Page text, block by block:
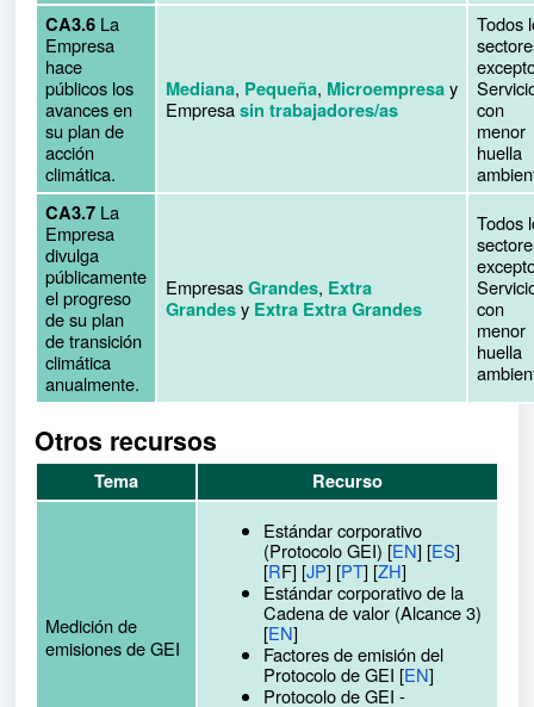
CA3.6 La
Empresa
hace
públicos los
avances en
su plan de
acción
climática.
Mediana, Pequeña, Microempresay
Empresasin trabajadores/as
Todos
con
menor
huella
CA3.7 La
Empresa
divulga
públicamente
el progreso
de su plan
de transición
climática
anualmente.
EmpresasGrandes, Extra
Grandesy Extra Extra Grandes
Todos
con
menor
huella
Otros recursos
Tema Recurso
Medición de
emisiones de GEI
Estándar corporativo
(Protocolo GEI) [EN] [ES]
[RF] [JP] [PT] [ZH]
Estándar corporativo de la
Cadena de valor (Alcance 3)
[EN]
Factores de emisión del
Protocolo de GEI [EN]
Protocolo de GEI -